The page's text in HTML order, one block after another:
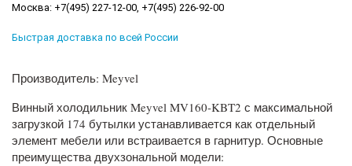
Москва: +7(495) 227-12-00, +7(495) 226-92-00
Быстрая доставка по всей России
Производитель: Meyvel
Винный холодильник Meyvel MV160-KBT2 с максимальной
загрузкой 174 бутылки устанавливается как отдельный
элемент мебели или встраивается в гарнитур. Основные
преимущества двухзональной модели: